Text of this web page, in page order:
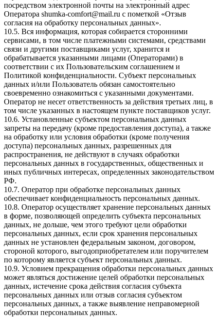
посредством электронной почты на электронный адрес
Оператора shumka-comfort@mail.ru с пометкой «Отзыв
согласия на обработку персональных данных».
10.5. Вся информация, которая собирается сторонними
сервисами, в том числе платежными системами, средствами
связи и другими поставщиками услуг, хранится и
обрабатывается указанными лицами (Операторами) в
соответствии с их Пользовательским соглашением и
Политикой конфиденциальности. Субъект персональных
данных и/или Пользователь обязан самостоятельно
своевременно ознакомиться с указанными документами.
Оператор не несет ответственность за действия третьих лиц, в
том числе указанных в настоящем пункте поставщиков услуг.
10.6. Установленные субъектом персональных данных
запреты на передачу (кроме предоставления доступа), а также
на обработку или условия обработки (кроме получения
доступа) персональных данных, разрешенных для
распространения, не действуют в случаях обработки
персональных данных в государственных, общественных и
иных публичных интересах, определенных законодательством
РФ.
10.7. Оператор при обработке персональных данных
обеспечивает конфиденциальность персональных данных.
10.8. Оператор осуществляет хранение персональных данных
в форме, позволяющей определить субъекта персональных
данных, не дольше, чем этого требуют цели обработки
персональных данных, если срок хранения персональных
данных не установлен федеральным законом, договором,
стороной которого, выгодоприобретателем или поручителем
по которому является субъект персональных данных.
10.9. Условием прекращения обработки персональных данных
может являться достижение целей обработки персональных
данных, истечение срока действия согласия субъекта
персональных данных или отзыв согласия субъектом
персональных данных, а также выявление неправомерной
обработки персональных данных.